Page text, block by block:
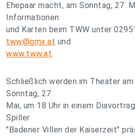
Ehepaar macht, am Sonntag, 27.
Informationen
und Karten beim TWW unter
tww@gmx.at und
www.tww.at.
Schließlich werden im Theater
Sonntag, 27.
Mai, um 18 Uhr in einem
Spiller
"Badener Villen der Kaiserzeit"